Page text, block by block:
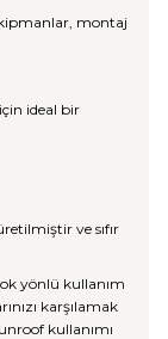
montaj
ideal bir
ve sıfır
yönlü kullanım
karşılamak
kullanımı